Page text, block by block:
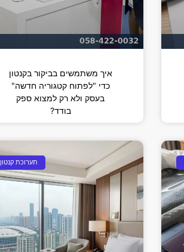
איך משתמשים בביקור בקנטון
כדי "לפתוח קטגוריה חדשה"
בעסק ולא רק למצוא ספק
בודד?
תערוכת קנטון